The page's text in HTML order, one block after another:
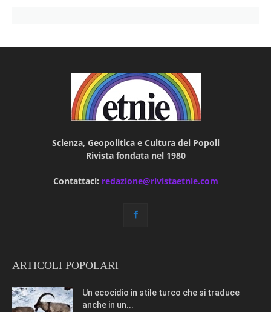
Scienza, Geopolitica e Cultura dei Popoli
Rivista fondata nel 1980
Contattaci: redazione@rivistaetnie.com
ARTICOLI POPOLARI
Un ecocidio in stile turco che si traduce
anche in un...